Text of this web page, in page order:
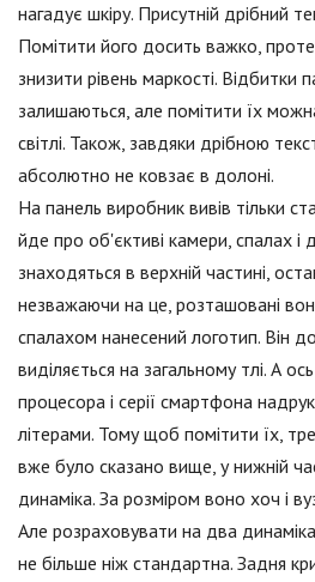
нагадує шкіру. Присутній дрібний
Помітити його досить важко,
знизити рівень маркості. Відбитки
залишаються, але помітити їх
світлі. Також, завдяки дрібною
абсолютно не ковзає в долоні.
На панель виробник вивів тільки
йде про об'єктиві камери, спалах і
знаходяться в верхній частині,
незважаючи на це, розташовані
спалахом нанесений логотип. Він
виділяється на загальному тлі. А
процесора і серії смартфона
літерами. Тому щоб помітити їх,
вже було сказано вище, у нижній
динаміка. За розміром воно хоч і
Але розраховувати на два динаміка
не більше ніж стандартна. Задня